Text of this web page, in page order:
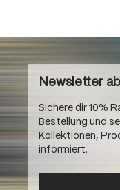
Newsletter
Sichere dir 10%
Bestellung und
Kollektionen,
informiert.